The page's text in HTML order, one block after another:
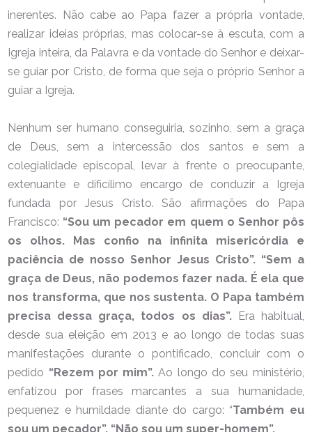
inerentes. Não cabe ao Papa fazer a própria vontade,
realizar ideias próprias, mas colocar-se à escuta, com a
Igreja inteira, da Palavra e da vontade do Senhor e deixar-
se guiar por Cristo, de forma que seja o próprio Senhor a
guiar a Igreja.
Nenhum ser humano conseguiria, sozinho, sem a graça
de Deus, sem a intercessão dos santos e sem a
colegialidade episcopal, levar à frente o preocupante,
extenuante e dificílimo encargo de conduzir a Igreja
fundada por Jesus Cristo. São afirmações do Papa
Francisco: “Sou um pecador em quem o Senhor pôs
os olhos. Mas confio na infinita misericórdia e
paciência de nosso Senhor Jesus Cristo”. “Sem a
graça de Deus, não podemos fazer nada. É ela que
nos transforma, que nos sustenta. O Papa também
precisa dessa graça, todos os dias”.Era habitual,
desde sua eleição em 2013 e ao longo de todas suas
manifestações durante o pontificado, concluir com o
pedido “Rezem por mim”. Ao longo do seu ministério,
enfatizou por frases marcantes a sua humanidade,
pequenez e humildade diante do cargo: “Também eu
sou um pecador”. “Não sou um super-homem”.